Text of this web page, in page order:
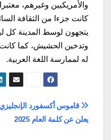
والأمريكيين وغيرهم،
كانت جزءا من الثقافة
يتجهون لوسط المدينة كل
وتدخين الحشيش، كما كانت
له لممارسة اللغة العربية.
تصفّح
المقالات
قاموس أكسفورد الإنجليزي
يعلن عن كلمة العام 2025